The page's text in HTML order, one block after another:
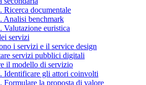
Ricerca documentale
Analisi benchmark
Valutazione euristica
servizi
i servizi e il service design
servizi pubblici digitali
il modello di servizio
Identificare gli attori coinvolti
Formulare la proposta di valore